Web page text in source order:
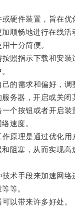
件装置，旨在优
顺畅地进行在线活
十分简便。
指示下载和安装
需求和偏好，调
务器，开启或关闭
按钮或者开启装
速度。
理是通过优化用
阻塞，从而实现高
手段来加速网络
等。
带来许多好处。